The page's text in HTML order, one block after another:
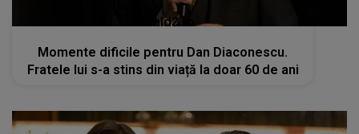
kanald2.ro
Momente dificile pentru Dan Diaconescu.
Fratele lui s-a stins din viață la doar 60 de ani